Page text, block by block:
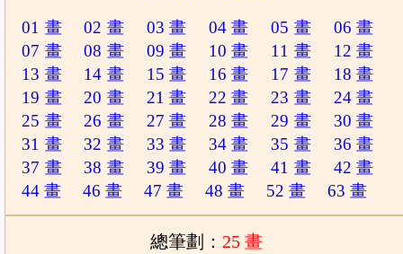
01 畫 02 畫 03 畫 04 畫 05 畫
06 畫
07 畫
08 畫 09 畫 10 畫 11 畫
12 畫
13 畫
14 畫 15 畫 16 畫 17 畫
18 畫
19 畫
20 畫 21 畫 22 畫 23 畫
24 畫
25 畫
26 畫 27 畫 28 畫 29 畫
30 畫
31 畫
32 畫 33 畫 34 畫 35 畫
36 畫
37 畫
38 畫 39 畫 40 畫 41 畫
42 畫
44 畫
46 畫 47 畫 48 畫 52 畫 63 畫
總筆劃： 25 畫